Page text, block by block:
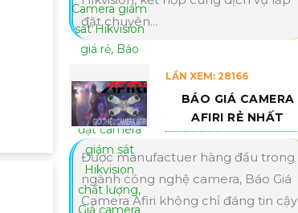
đặt chuyên...
LẦN XEM: 28166
BÁO GIÁ CAMERA
AFIRI RẺ NHẤT
Được manufactuer hàng đầu trong
ngành công nghệ camera, Báo Giá
Camera Afiri không chỉ đáng tin cậy